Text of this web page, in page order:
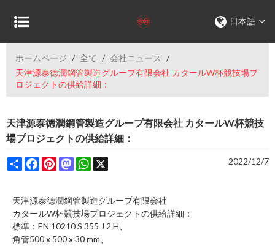
日本語
ホームページ / 全て / 会社ニュース /
天津源泰徳潤鋼管製造グループ有限会社 カタールW杯競技場プ
ロジェクトの供給詳細：
天津源泰徳潤鋼管製造グループ有限会社 カタールW杯競技
場プロジェクトの供給詳細：
ShareFacebookPinterestMastodonWhatsApp 2022/12/7
天津源泰徳潤鋼管製造グループ有限会社
カタールW杯競技場プロジェクトの供給詳細：
標準：EN 10210 S 355 J 2 H、
角管500 x 500 x 30 mm、